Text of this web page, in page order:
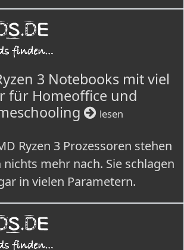
3 Notebooks mit viel
für Homeoffice und
lesen
Ryzen 3 Prozessoren stehen
mehr nach. Sie schlagen
in vielen Parametern.